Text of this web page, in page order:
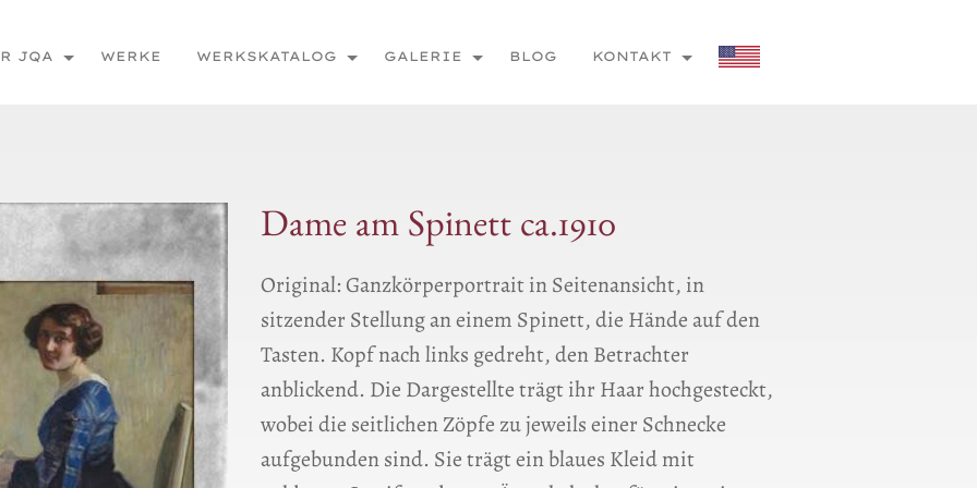
JQA WERKE WERKSKATALOG GALERIE BLOG KONTAKT
Dame am Spinett ca.1910
Original: Ganzkörperportrait in Seitenansicht, in
sitzender Stellung an einem Spinett, die Hände auf den
Tasten. Kopf nach links gedreht, den Betrachter
anblickend. Die Dargestellte trägt ihr Haar hochgesteckt,
wobei die seitlichen Zöpfe zu jeweils einer Schnecke
aufgebunden sind. Sie trägt ein blaues Kleid mit